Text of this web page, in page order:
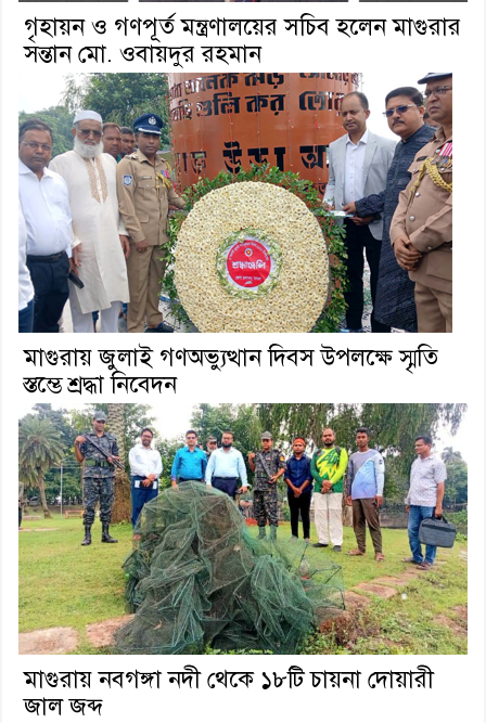
গৃহায়ন ও গণপূর্ত মন্ত্রণালয়ের সচিব হলেন মাগুরার
সন্তান মো. ওবায়দুর রহমান
মাগুরায় জুলাই গণঅভ্যুত্থান দিবস উপলক্ষে স্মৃতি
স্তম্ভে শ্রদ্ধা নিবেদন
মাগুরায় নবগঙ্গা নদী থেকে ১৮টি চায়না দোয়ারী
জাল জব্দ